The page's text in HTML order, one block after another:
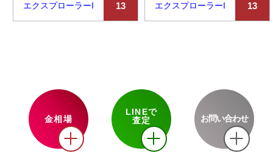
エクスプローラーI 13 エクスプローラーI 13
金相場
LINEで
査定
お問い合わせ